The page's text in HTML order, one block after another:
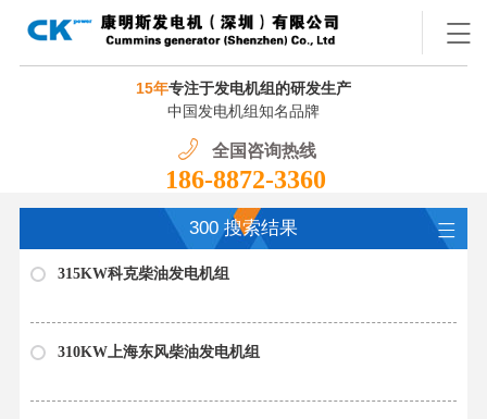
15年专注于发电机组的研发生产
中国发电机组知名品牌
全国咨询热线
186-8872-3360
300 搜索结果
315KW科克柴油发电机组
310KW上海东风柴油发电机组